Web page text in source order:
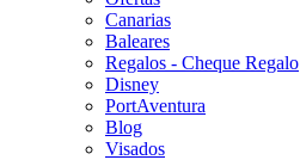
Canarias
Baleares
Regalos - Cheque Regalo
Disney
PortAventura
Blog
Visados